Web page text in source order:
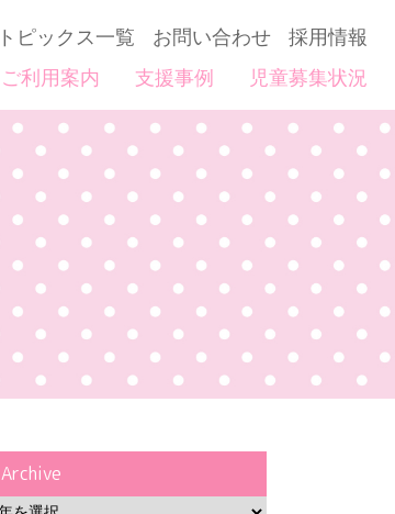
トピックス一覧 お問い合わせ
採用情報
ご利用案内 支援事例 児童募集状況
Archive